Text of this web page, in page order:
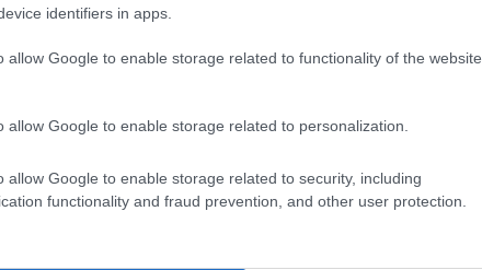
identifiers in apps.
allow Google to enable storage related to functionality of the website
allow Google to enable storage related to personalization.
allow Google to enable storage related to security, including
functionality and fraud prevention, and other user protection.
entra en esta zona, el mercado alcanza un
el precio actual podría ser bajo, aún podría haber
el fondo definitivo.
aún no han vendido en grandes cantidades, lo
principalmente de inversores más jóvenes y